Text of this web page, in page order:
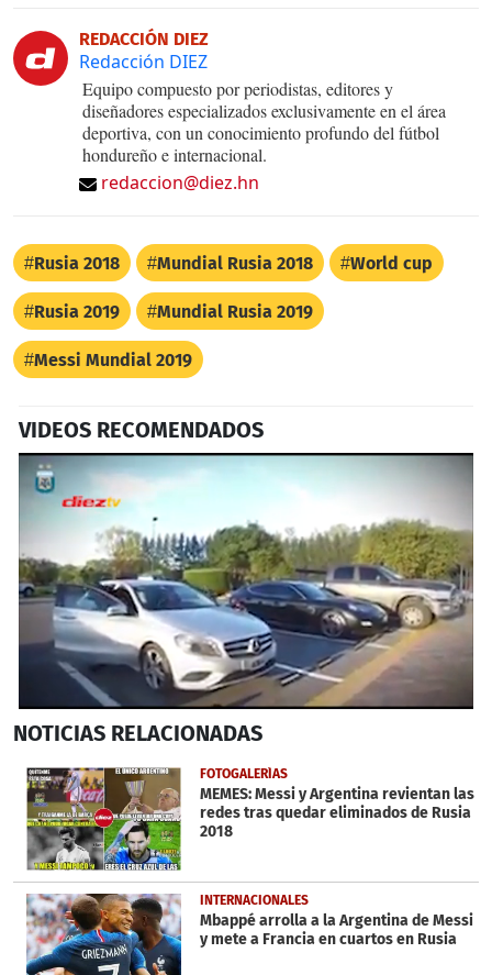
REDACCIÓN DIEZ
Redacción DIEZ
Equipo compuesto por periodistas, editores y
diseñadores especializados exclusivamente en el área
deportiva, con un conocimiento profundo del fútbol
hondureño e internacional.
redaccion@diez.hn
Rusia 2018 Mundial Rusia 2018 World cup
Rusia 2019 Mundial Rusia 2019
Messi Mundial 2019
VIDEOS RECOMENDADOS
seconds
51
seconds
NOTICIAS RELACIONADAS
FOTOGALERÍAS
MEMES: Messi y Argentina revientan las
redes tras quedar eliminados de Rusia
2018
INTERNACIONALES
Mbappé arrolla a la Argentina de Messi
y mete a Francia en cuartos en Rusia